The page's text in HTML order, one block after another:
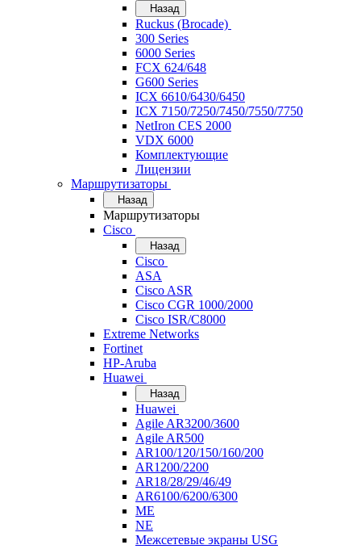
Назад
Ruckus (Brocade)
300 Series
6000 Series
FCX 624/648
G600 Series
ICX 6610/6430/6450
ICX 7150/7250/7450/7550/7750
NetIron CES 2000
VDX 6000
Комплектующие
Лицензии
Маршрутизаторы
Назад
Маршрутизаторы
Cisco
Назад
Cisco
ASA
Cisco ASR
Cisco CGR 1000/2000
Cisco ISR/С8000
Extreme Networks
Fortinet
HP-Aruba
Huawei
Назад
Huawei
Agile AR3200/3600
Agile AR500
AR100/120/150/160/200
AR1200/2200
AR18/28/29/46/49
AR6100/6200/6300
ME
NE
Межсетевые экраны USG